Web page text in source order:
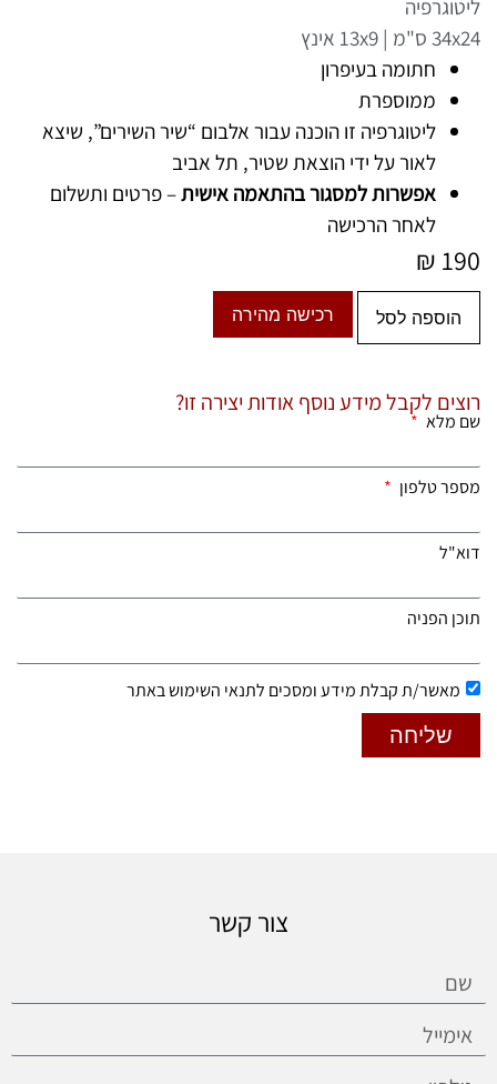
ליטוגרפיה
34x24 ס"מ | 13x9 אינץ
חתומה בעיפרון
ממוספרת
ליטוגרפיה זו הוכנה עבור אלבום “שיר השירים”, שיצא
לאור על ידי הוצאת שטיר, תל אביב
אפשרות למסגור בהתאמה אישית– פרטים ותשלום
לאחר הרכישה
₪ 190
הוספה לסל רכישה מהירה
רוצים לקבל מידע נוסף אודות יצירה זו?
שם מלא
מספר טלפון
דוא"ל
תוכן הפניה
מאשר/ת קבלת מידע ומסכים לתנאי השימוש באתר
שליחה
צור קשר